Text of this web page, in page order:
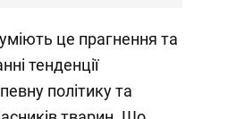
це прагнення та
тенденції
політику та